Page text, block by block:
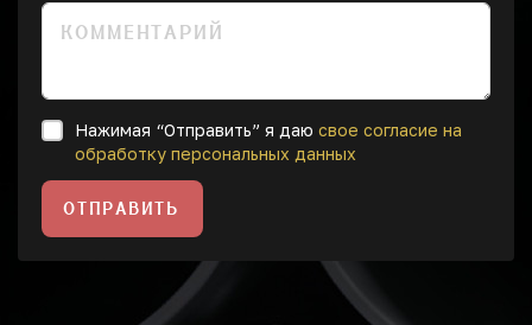
Нажимая “Отправить” я даю свое согласие на
обработку персональных данных
ОТПРАВИТЬ